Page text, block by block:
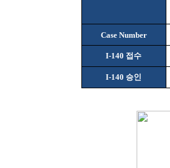
Case Number
I-140 접수
I-140 승인